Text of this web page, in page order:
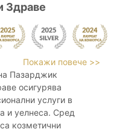
Здраве
Покажи повече >>
Пазарджик
осигурява
услуги в
и уелнеса. Сред
козметични